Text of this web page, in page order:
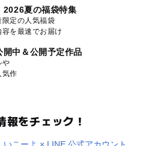
2026夏の福袋特集
定の人気福袋
を最速でお届け
開中＆公開予定作品
や
気作
をチェック！